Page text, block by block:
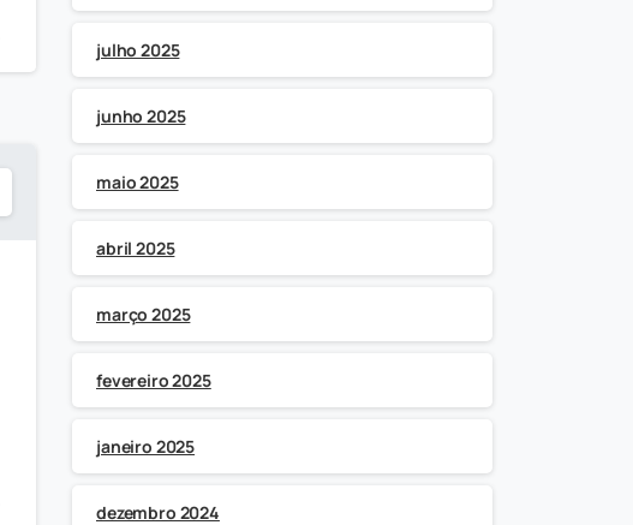
julho 2025
junho 2025
maio 2025
abril 2025
março 2025
fevereiro 2025
janeiro 2025
dezembro 2024